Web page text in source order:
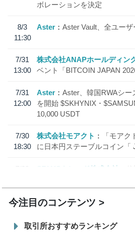
ボレーションを決定
8/3
11:30
Aster Aster Vault、全ユー
7/31
13:00
株式会社ANAPホールディン
ベント「BITCOIN JAPAN
7/31
12:00
Aster
Aster、韓国RWAシ
を開始 $SKHYNIX・
10,000 USDT
7/30
18:30
株式会社モアクト
「モア
に日本円ステーブルコイン「
7/29
SBI VCトレード株式会社
今注目のコンテンツ
取引所おすすめランキング